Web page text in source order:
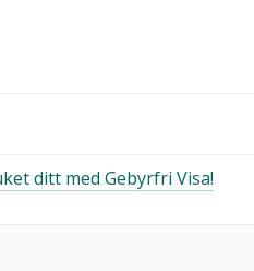
ditt med Gebyrfri Visa!